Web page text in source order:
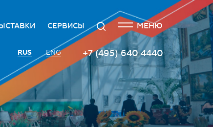
аккредитации СМИ
упоминаний
информация
Выставка Российского
инвестиционного форума
Экспоненты 2022
Территория инноваций
Площадка «ВиноГрад»
Пространство «Здоровое
общество»
СЕРВИСЫ
Транспорт
Кейтеринговые услуги
Организация и проведение
пресс-мероприятий
Протокольно-
организационное
сопровождение
ЗАКРЫТЬ
Поиск МЕНЮ
RUS ENG +7 (495) 640 4440